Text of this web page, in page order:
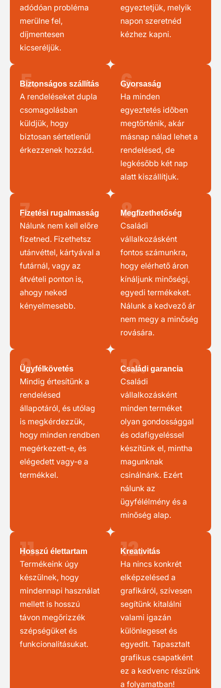
adódóan probléma
merülne fel,
díjmentesen
kicseréljük.
egyeztetjük, melyik
napon szeretnéd
kézhez kapni.
5.
Biztonságos szállítás
A rendeléseket dupla
csomagolásban
küldjük, hogy
biztosan sértetlenül
érkezzenek hozzád.
6.
Gyorsaság
Ha minden
egyeztetés időben
megtörténik, akár
másnap nálad lehet a
rendelésed, de
legkésőbb két nap
alatt kiszállítjuk.
7.
Fizetési rugalmasság
Nálunk nem kell előre
fizetned. Fizethetsz
utánvéttel, kártyával a
futárnál, vagy az
átvételi ponton is,
ahogy neked
kényelmesebb.
8.
Megfizethetőség
Családi
vállalkozásként
fontos számunkra,
hogy elérhető áron
kínáljunk minőségi,
egyedi termékeket.
Nálunk a kedvező ár
nem megy a minőség
rovására.
9.
Ügyfélkövetés
Mindig értesítünk a
rendelésed
állapotáról, és utólag
is megkérdezzük,
hogy minden rendben
megérkezett-e, és
elégedett vagy-e a
termékkel.
10.
Családi garancia
Családi
vállalkozásként
minden terméket
olyan gondossággal
és odafigyeléssel
készítünk el, mintha
magunknak
csinálnánk. Ezért
nálunk az
ügyfélélmény és a
minőség alap.
11.
Hosszú élettartam
Termékeink úgy
készülnek, hogy
mindennapi használat
mellett is hosszú
távon megőrizzék
szépségüket és
funkcionalitásukat.
12.
Kreativitás
Ha nincs konkrét
elképzelésed a
grafikáról, szívesen
segítünk kitalálni
valami igazán
különlegeset és
egyedit. Tapasztalt
grafikus csapatként
ez a kedvenc részünk
a folyamatban!